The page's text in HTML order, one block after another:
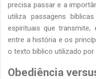
precisa passar e a
utiliza passagens
espirituais que transmite,
entre a história e os
o texto bíblico utilizado por
Obediência